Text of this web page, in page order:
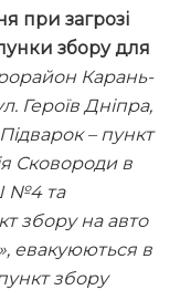
при загрозі
збору для
Карань-
Героїв Дніпра,
– пункт
Сковороди в
№4 та
збору на авто
евакуюються в
збору